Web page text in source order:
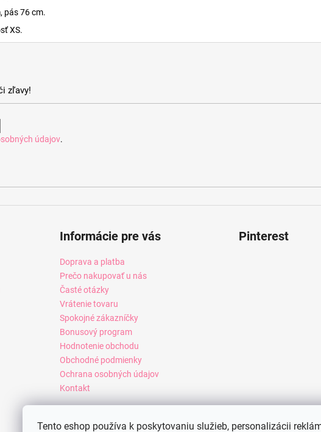
Tento eshop používa k poskytovaniu služieb, personalizácii
pás 76 cm.
XS.
zľavy!
údajov.
Informácie pre vás
Doprava a platba
Prečo nakupovať u nás
Časté otázky
Vrátenie tovaru
Spokojné zákazníčky
Bonusový program
Hodnotenie obchodu
Obchodné podmienky
Ochrana osobných údajov
Kontakt
Pinterest